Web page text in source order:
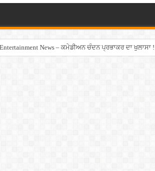
Entertainment News – ਕਮੇਡੀਅਨ ਚੰਦਨ ਪ੍ਰਭਾਕਰ ਦਾ